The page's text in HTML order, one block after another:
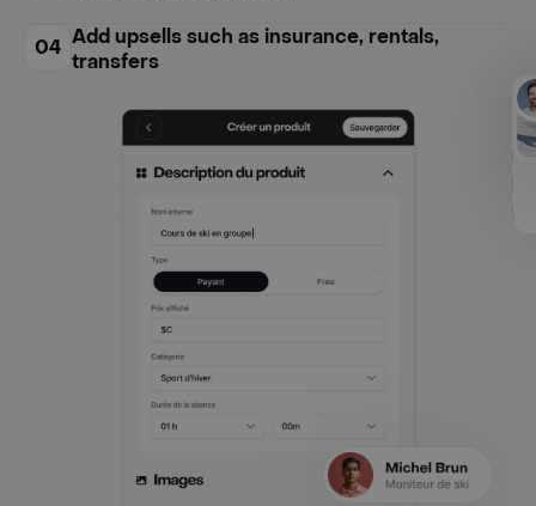
04 Add upsells such as insurance, rentals,
transfers